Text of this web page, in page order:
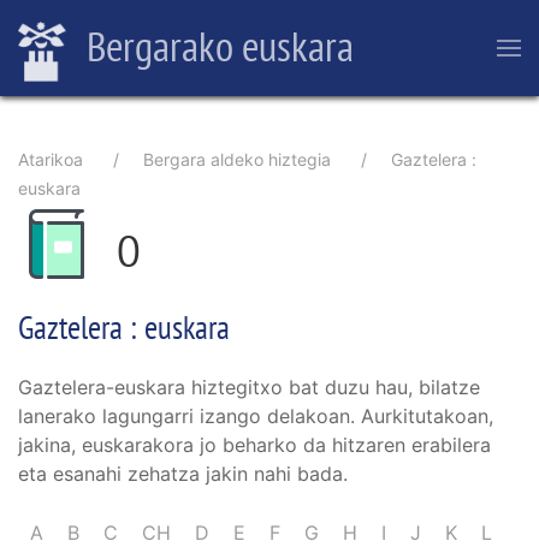
to
content
Bergarako euskara
Breadcrumb
Atarikoa Bergara aldeko hiztegia
Gaztelera :
euskara
O
Gaztelera : euskara
Gaztelera-euskara hiztegitxo bat duzu hau, bilatze
lanerako lagungarri izango delakoan. Aurkitutakoan,
jakina, euskarakora jo beharko da hitzaren erabilera
eta esanahi zehatza jakin nahi bada.
A B C CH D E F G H I J K
L